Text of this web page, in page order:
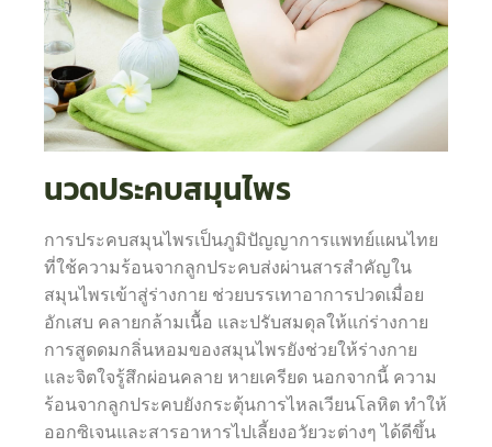
นวดประคบสมุนไพร
การประคบสมุนไพรเป็นภูมิปัญญาการแพทย์แผนไทย
ที่ใช้ความร้อนจากลูกประคบส่งผ่านสารสำคัญใน
สมุนไพรเข้าสู่ร่างกาย ช่วยบรรเทาอาการปวดเมื่อย
อักเสบ คลายกล้ามเนื้อ และปรับสมดุลให้แก่ร่างกาย
การสูดดมกลิ่นหอมของสมุนไพรยังช่วยให้ร่างกาย
และจิตใจรู้สึกผ่อนคลาย หายเครียด นอกจากนี้ ความ
ร้อนจากลูกประคบยังกระตุ้นการไหลเวียนโลหิต ทำให้
ออกซิเจนและสารอาหารไปเลี้ยงอวัยวะต่างๆ ได้ดีขึ้น